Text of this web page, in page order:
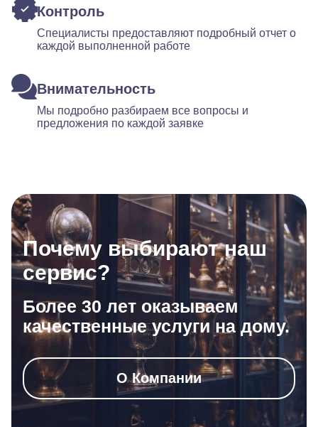
Контроль
Специалисты предоставляют подробный отчет о
каждой выполненной работе
Внимательность
Мы подробно разбираем все вопросы и
предложения по каждой заявке
Почему выбирают наш
сервис?
Более 30 лет оказываем
качественные услуги на дому.
О Компании